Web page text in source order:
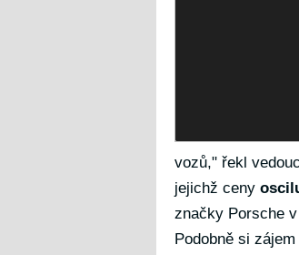
vozů," řekl
jejichž ceny
značky Porsche
Podobně si